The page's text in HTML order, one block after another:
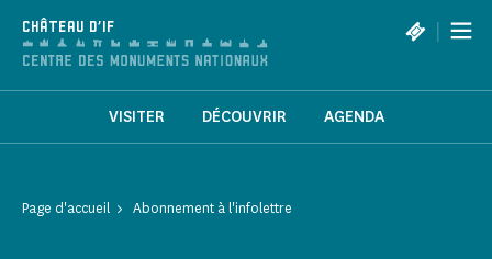
CHÂTEAU D'IF |
VISITER DÉCOUVRIR AGENDA
Page d'accueil Abonnement à l'infolettre